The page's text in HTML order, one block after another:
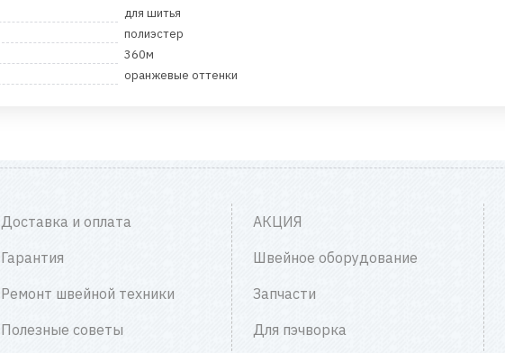
для шитья
полиэстер
360м
оранжевые оттенки
Доставка и оплата
Гарантия
Ремонт швейной техники
Полезные советы
АКЦИЯ
Швейное оборудование
Запчасти
Для пэчворка